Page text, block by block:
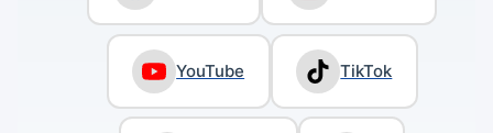
YouTube TikTok